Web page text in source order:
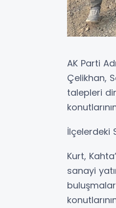
AK Parti
Çelikhan,
talepleri
İlçelerdeki
Kurt,
sanayi